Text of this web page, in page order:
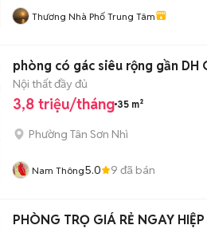
Thương Nhà Phố Trung Tâm
phòng có gác siêu rộng gần
Nội thất đầy đủ
3,8 triệu/tháng 35 m²
Phường Tân Sơn Nhì
Nam Thông5.0 9 đã bán
PHÒNG TRỌ GIÁ RẺ NGAY